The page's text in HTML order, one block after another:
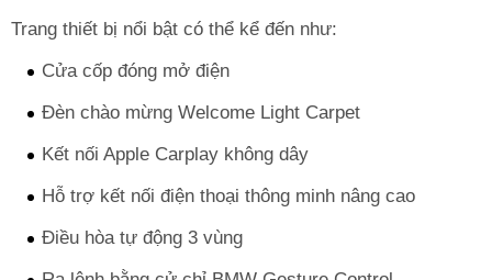
Trang thiết bị nổi bật có thể kể đến như:
Cửa cốp đóng mở điện
Đèn chào mừng Welcome Light Carpet
Kết nối Apple Carplay không dây
Hỗ trợ kết nối điện thoại thông minh nâng cao
Điều hòa tự động 3 vùng